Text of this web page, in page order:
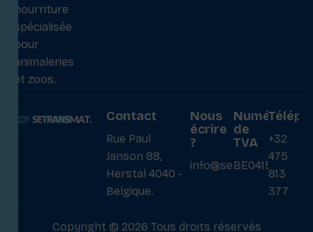
nourriture
spécialisée
pour
animaleries
et zoos.
Contact
Rue Paul
Janson 88,
Herstal 4040 -
Belgique.
Nous
écrire
?
info@setransmat.com
Numéro
de
TVA
BE0415027069
+32
475
813
377
Copyright © 2026 Tous droits réservés